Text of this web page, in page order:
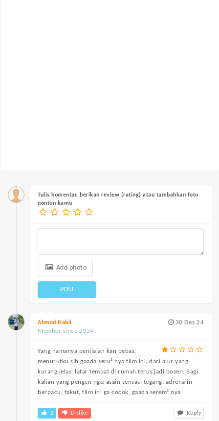
Tulis komentar, berikan review (rating) atau tambahkan foto
nonton kamu
Add photo
POST
30 Des 24
Ahmad Nabil
Member since 2024
Yang namanya penilaian kan bebas,
menurutku sih gaada seru² nya film ini, dari alur yang
kurang jelas, latar tempat di rumah terus,jadi bosen. Bagi
kalian yang pengen ngerasain sensasi tegang, adrenalin
berpacu, takut, film ini ga cocok, gaada serem² nya
2 Dislike Reply